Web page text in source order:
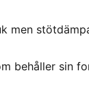
men
behåller sin